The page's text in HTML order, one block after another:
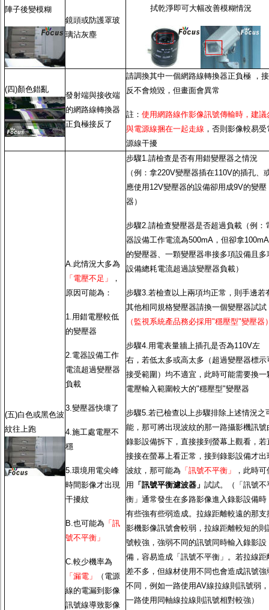
陣子後變模糊
鏡頭或防護罩玻
璃沾灰塵
拭乾淨即可大幅改善模糊情況
(四)顏色錯亂
發射端與接收端
的網路線轉換器
正負極接反了
請調換其中一個網路線轉換器正負極 ，接
反不會燒毀，但畫面會異常
註： 使用網路線作影像訊號傳輸時，建議
與電源線捆在一起走線 ，否則影像較易受
源線干擾
(五)白色或黑色波
紋往上跑
A.此情況大多為
「電壓不足」
，
原因可能為：
1.用錯電壓較低
的變壓器
2.電器設備工作
電流超過變壓器
負載
3.變壓器快壞了
4.施工處電壓不
穩
5.環境用電尖峰
時間影像才出現
干擾紋
B.也可能為 「訊
號不平衡」
C.較少機率為
「漏電」
（電源
線的電漏到影像
訊號線導致影像
步驟1.請檢查是否有用錯變壓器之情況
（例：拿220V變壓器插在110V的插孔、
應使用12V變壓器的設備卻用成9V的變壓
器）
步驟2.請檢查變壓器是否超過負載（例：
器設備工作電流為500mA，但卻拿100mA
的變壓器、一顆變壓器串接多項設備且多
設備總耗電流超過該變壓器負載）
步驟3.若檢查以上兩項均正常，則手邊若
其他相同規格變壓器請換一個變壓器試試
（監視系統產品務必採用"穩壓型"變壓器
步驟4.用電表量牆上插孔是否為110V左
右，若低太多或高太多（超過變壓器標示
接受範圍）均不適宜，此時可能需要換一
電壓輸入範圍較大的"穩壓型"變壓器
步驟5.若已檢查以上步驟排除上述情況之
能，那可將出現波紋的那一路攝影機訊號
錄影設備拆下，直接接到螢幕上觀看，若
接接在螢幕上看正常，接到錄影設備才出
波紋，那可能為 「訊號不平衡」
，此時可
用 「訊號平衡濾波器」 試試。（「訊號不
衡」通常發生在多路影像進入錄影設備時
有些強有些弱造成。拉線距離較遠的那支
影機影像訊號會較弱，拉線距離較短的則
號較強，強弱不同的訊號同時輸入錄影設
備，容易造成「訊號不平衡」。若拉線距
差不多，但線材使用不同也會造成訊號強
不同，例如一路使用AV線拉線則訊號弱，
一路使用同軸線拉線則訊號相對較強）